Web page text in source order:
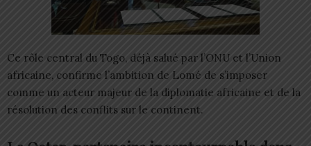
Ce rôle central du Togo, déjà salué par l’ONU et l’Union
africaine, confirme l’ambition de Lomé de s’imposer
comme un acteur majeur de la diplomatie africaine et de la
résolution des conflits sur le continent.